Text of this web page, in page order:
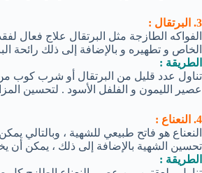
3. البرتقال :
الفواكه الطازجة مثل البرتقال علاج فعال
الخاص و تطهيره و بالإضافة إلى ذلك رائحة
الطريقة :
تناول عدد قليل من البرتقال أو شرب كوب من
عصير الليمون و الفلفل الأسود . لتحسين
4. النعناع :
النعناع هو فاتح طبيعي للشهية ، وبالتالي
تحسين الشهية بالإضافة إلى ذلك ، يمكن
الطريقة :